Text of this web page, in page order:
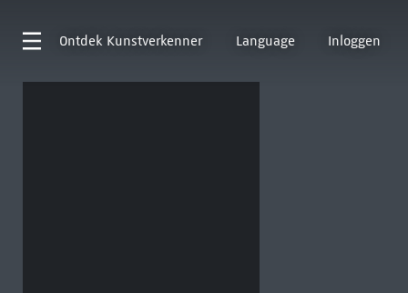
Ontdek Kunstverkenner Language Inloggen